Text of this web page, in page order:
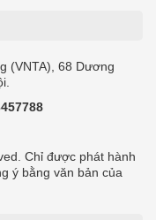
(VNTA), 68 Dương
Chỉ được phát hành
ý bằng văn bản của